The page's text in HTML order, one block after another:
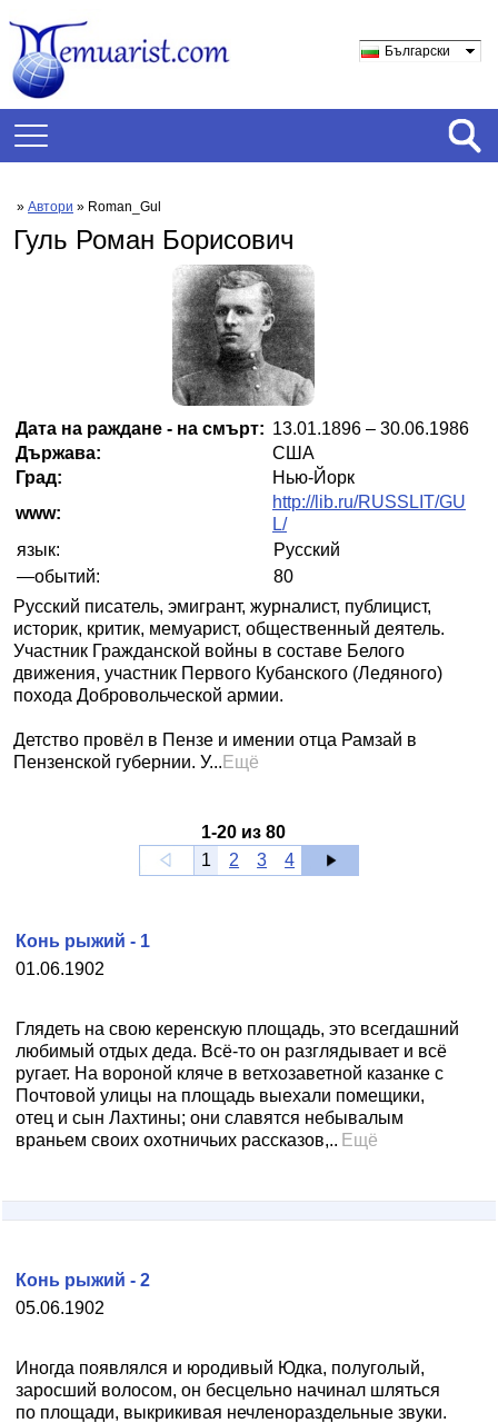
Български
» Автори » Roman_Gul
Гуль Роман Борисович
Дата на раждане - на смърт: 13.01.1896 – 30.06.1986
Държава:
США
Град:
Нью-Йорк
www:
http://lib.ru/RUSSLIT/GU
L/
язык:
Русский
—обытий:
80
Русский писатель, эмигрант, журналист, публицист,
историк, критик, мемуарист, общественный деятель.
Участник Гражданской войны в составе Белого
движения, участник Первого Кубанского (Ледяного)
похода Добровольческой армии.
Детство провёл в Пензе и имении отца Рамзай в
Пензенской губернии. У... Ещё
1-20из 80
1
2 3 4
01.06.1902
Конь рыжий - 1
Глядеть на свою керенскую площадь, это всегдашний
любимый отдых деда. Всё-то он разглядывает и всё
ругает. На вороной кляче в ветхозаветной казанке с
Почтовой улицы на площадь выехали помещики,
отец и сын Лахтины; они славятся небывалым
враньем своих охотничьих рассказов,.. Ещё
05.06.1902
Конь рыжий - 2
Иногда появлялся и юродивый Юдка, полуголый,
заросший волосом, он бесцельно начинал шляться
по площади, выкрикивая нечленораздельные звуки.